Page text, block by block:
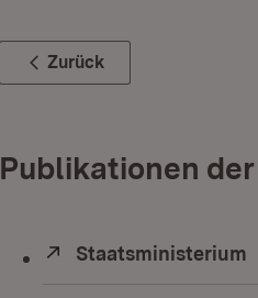
Zurück
Publikationen
Extern:
Staatsministerium